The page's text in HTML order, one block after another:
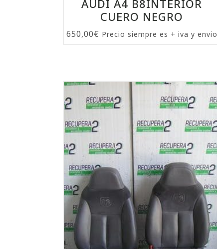
AUDI A4 B8INTERIOR
CUERO NEGRO
650,00€ Precio siempre es + iva y envio